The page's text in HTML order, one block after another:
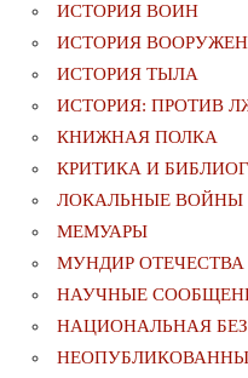
ИСТОРИЯ ВОИН
ИСТОРИЯ
ИСТОРИЯ ТЫЛА
ИСТОРИЯ: ПРОТИВ
КНИЖНАЯ ПОЛКА
КРИТИКА И
ЛОКАЛЬНЫЕ ВОЙНЫ
МЕМУАРЫ
МУНДИР ОТЕЧЕСТВА
НАУЧНЫЕ
НАЦИОНАЛЬНАЯ